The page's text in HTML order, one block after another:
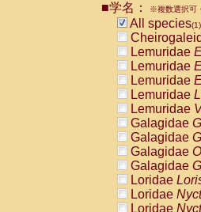
Cebidae
Cebidae
Cebidae
Cebidae
Atelidae
Atelidae
Atelidae
Atelidae
Atelidae
Atelidae
Atelidae
Atelidae
Atelidae
Atelidae
Pitheciidae
■学名： ※複数選択可
All species(1)
Lemuridae
Lemuridae
Lemuridae
Lemuridae
Lemuridae
Galagidae
Galagidae
Galagidae
Galagidae
Loridae
Loridae
Loridae